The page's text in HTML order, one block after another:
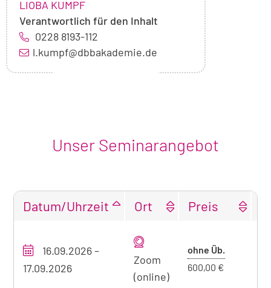
NAME:
LIOBA KUMPF,
Verantwortlich für den Inhalt
0228 8193-112
l.kumpf@dbbakademie.de
Unser Seminarangebot
Übersicht
unseres
Seminarangebots
Datum/Uhrzeit Ort Preis
16.09.2026–
17.09.2026
Zoom
(online)
ohne Üb.
600,00 €